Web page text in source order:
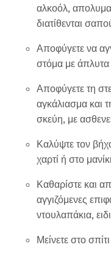
αλκοόλ,
διατίθενται
Αποφύγετε να
στόμα με άπλυτα
Αποφύγετε τη
αγκάλιασμα και
σκεύη, με
Καλύψτε τον
χαρτί ή στο
Καθαρίστε και
αγγιζόμενες
ντουλαπάκια,
Μείνετε στο